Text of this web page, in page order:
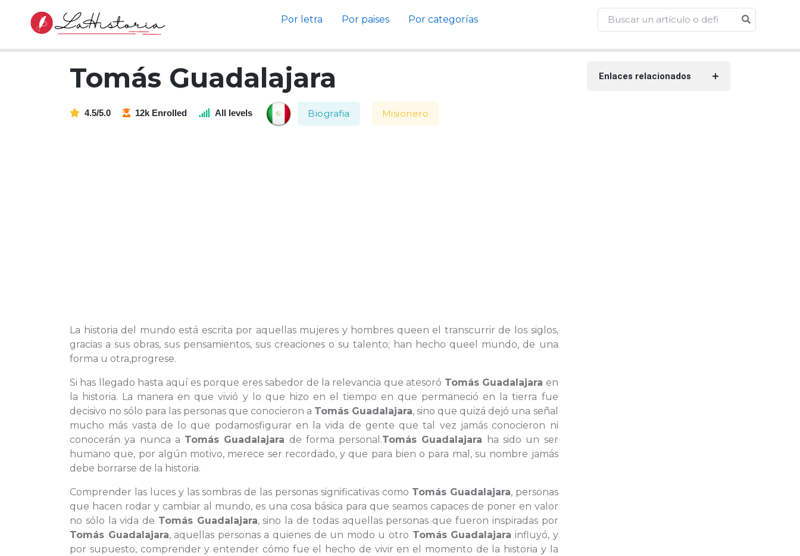
Por letra Por paises Por categorías
Tomás Guadalajara
4.5/5.0 12k Enrolled All levels Biografia Misionero
La historia del mundo está escrita por aquellas mujeres y hombres queen el transcurrir de los siglos,
gracias a sus obras, sus pensamientos, sus creaciones o su talento; han hecho queel mundo, de una
forma u otra,progrese.
Si has llegado hasta aquí es porque eres sabedor de la relevancia que atesoró Tomás Guadalajara en
la historia. La manera en que vivió y lo que hizo en el tiempo en que permaneció en la tierra fue
decisivo no sólo para las personas que conocieron a Tomás Guadalajara, sino que quizá dejó una señal
mucho más vasta de lo que podamosfigurar en la vida de gente que tal vez jamás conocieron ni
conocerán ya nunca a Tomás Guadalajara de forma personal.Tomás Guadalajara ha sido un ser
humano que, por algún motivo, merece ser recordado, y que para bien o para mal, su nombre jamás
debe borrarse de la historia.
Comprender las luces y las sombras de las personas significativas como Tomás Guadalajara, personas
que hacen rodar y cambiar al mundo, es una cosa básica para que seamos capaces de poner en valor
no sólo la vida de Tomás Guadalajara, sino la de todas aquellas personas que fueron inspiradas por
Tomás Guadalajara, aquellas personas a quienes de un modo u otro Tomás Guadalajara influyó, y
por supuesto, comprender y entender cómo fue el hecho de vivir en el momento de la historia y la
Enlaces relacionados